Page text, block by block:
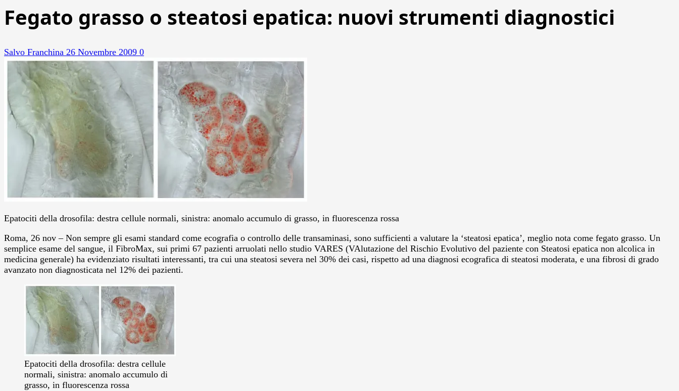
Fegato grasso o steatosi epatica: nuovi strumenti diagnostici
Salvo Franchina 26 Novembre 2009 0
Epatociti della drosofila: destra cellule normali, sinistra: anomalo accumulo di grasso, in fluorescenza rossa
Roma, 26 nov – Non sempre gli esami standard come ecografia o controllo delle transaminasi, sono sufficienti a valutare la ‘steatosi epatica’, meglio nota come fegato grasso. Un
semplice esame del sangue, il FibroMax, sui primi 67 pazienti arruolati nello studio VARES (VAlutazione del Rischio Evolutivo del paziente con Steatosi epatica non alcolica in
medicina generale) ha evidenziato risultati interessanti, tra cui una steatosi severa nel 30% dei casi, rispetto ad una diagnosi ecografica di steatosi moderata, e una fibrosi di grado
avanzato non diagnosticata nel 12% dei pazienti.
Epatociti della drosofila: destra cellule
normali, sinistra: anomalo accumulo di
grasso, in fluorescenza rossa